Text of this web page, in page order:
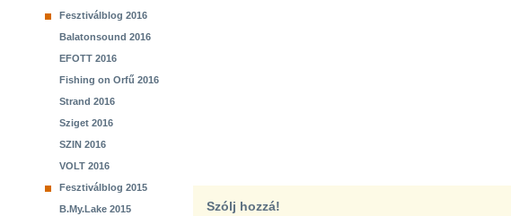
Fesztiválblog 2016
Balatonsound 2016
EFOTT 2016
Fishing on Orfű 2016
Strand 2016
Sziget 2016
SZIN 2016
VOLT 2016
Fesztiválblog 2015
B.My.Lake 2015
Szólj hozzá!